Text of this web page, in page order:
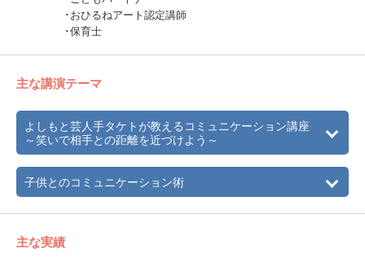
･おひるねアート認定講師
･保育士
主な講演テーマ
よしもと芸人手タケトが教えるコミュニケーション講座
～笑いで相手との距離を近づけよう～
子供とのコミュニケーション術
主な実績